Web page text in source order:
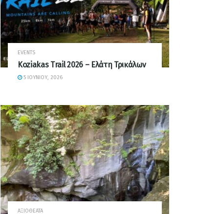
EVENTS
Koziakas Trail 2026 – Ελάτη Τρικάλων
5 ΙΟΥΝΊΟΥ, 2026
ΑΞΙΟΘΈΑΤΑ